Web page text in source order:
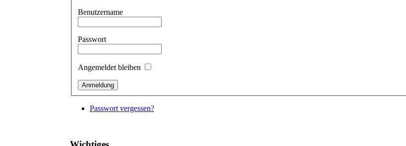
Benutzername
Passwort
Angemeldet bleiben
Passwort vergessen?